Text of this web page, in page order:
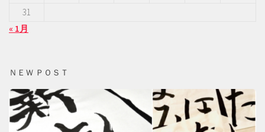
31
« 1月
ＮＥＷ ＰＯＳＴ